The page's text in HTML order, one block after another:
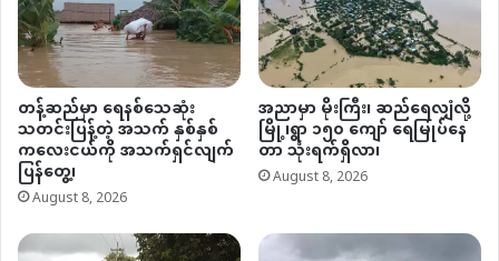
တန့်ဆည်မှာ ရေနစ်သေဆုံး
သတင်းပြန့်တဲ့ အသက် နှစ်နှစ်
ကလေးငယ်ကို အသက်ရှင်လျက်
ပြန်တွေ့၊
August 8, 2026
အညာမှာ မိုးကြီး၊ ဆည်ရေလျှံလို့
မြို့၊ရွာ ၁၅၀ ကျော် ရေမြုပ်နေ
တာ သုံးရက်ရှိလာ၊
August 8, 2026